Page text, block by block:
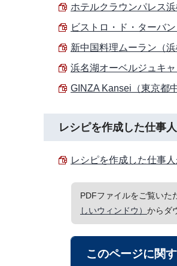
ホテルクラウンパレス
ビストロ・ド・ターバ
新中国料理ムーラン（
浜名湖オーベルジュキ
GINZA Kansei（東京都
レシピを作成した仕事
レシピを作成した仕事
PDFファイルをご覧いた
しいウィンドウ） からダ
このページに関